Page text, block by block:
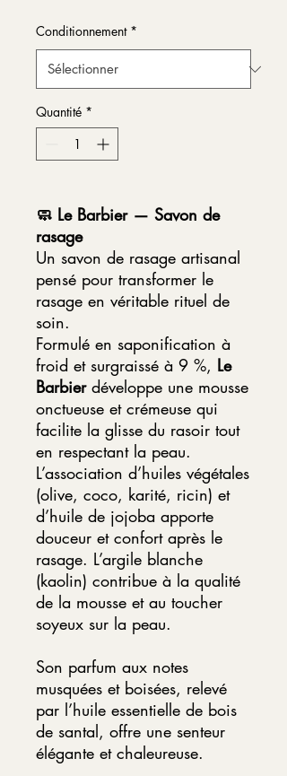
Conditionnement *
Quantité *
🧼 Le Barbier — Savon de
rasage
Un savon de rasage artisanal
pensé pour transformer le
rasage en véritable rituel de
soin.
Formulé en saponification à
froid et surgraissé à 9 %, Le
Barbierdéveloppe une mousse
onctueuse et crémeuse qui
facilite la glisse du rasoir tout
en respectant la peau.
L’association d’huiles végétales
(olive, coco, karité, ricin) et
d’huile de jojoba apporte
douceur et confort après le
rasage. L’argile blanche
(kaolin) contribue à la qualité
de la mousse et au toucher
soyeux sur la peau.
Son parfum aux notes
musquées et boisées, relevé
par l’huile essentielle de bois
de santal, offre une senteur
élégante et chaleureuse.